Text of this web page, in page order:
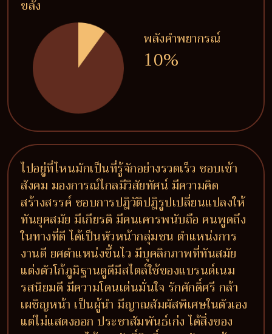
ขลัง
พลังคำพยากรณ์
10%
ไปอยู่ที่ไหนมักเป็นที่รู้จักอย่างรวดเร็ว ชอบเข้า
สังคม มองการณ์ไกลมีวิสัยทัศน์ มีความคิด
สร้างสรรค์ ชอบการปฎิวัติปฎิรูปเปลี่ยนแปลงให้
ทันยุคสมัย มีเกียรติ มีคนเคารพนับถือ คนพูดถึง
ในทางที่ดี ได้เป็นหัวหน้ากลุ่มชน ตำแหน่งการ
งานดี ยศตำแหน่งขึ้นไว มีบุคลิกภาพที่ทันสมัย
แต่งตัวโก้ภูมิฐานดูดีมีสไตล์ใช้ของแบรนด์เนม
รสนิยมดี มีความโดนเด่นมั่นใจ รักศักดิ์ศรี กล้า
เผชิญหน้า เป็นผู้นำ มีญาณสัมผัสพิเศษในตัวเอง
แต่ไม่แสดงออก ประชาสัมพันธ์เก่ง ได้สิ่งของ